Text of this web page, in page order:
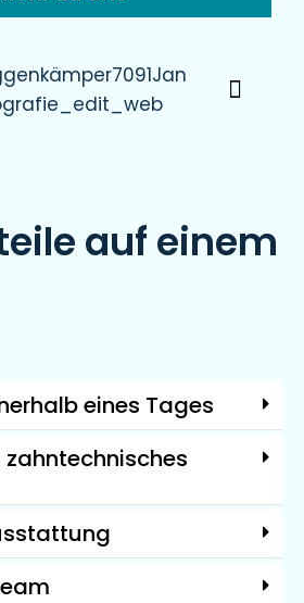
auf einem
eines Tages
zahntechnisches